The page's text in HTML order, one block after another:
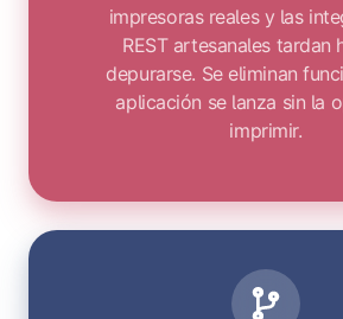
impresoras reales y las
REST artesanales tardan
depurarse. Se eliminan
aplicación se lanza sin la
imprimir.